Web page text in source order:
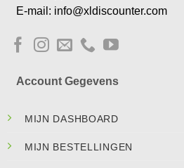
E-mail: info@xldiscounter.com
Account Gegevens
MIJN DASHBOARD
MIJN BESTELLINGEN